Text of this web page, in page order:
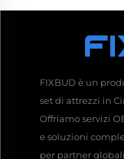
FIXBUD è un
set di attrezzi in
Offriamo servizi
e soluzioni
per partner